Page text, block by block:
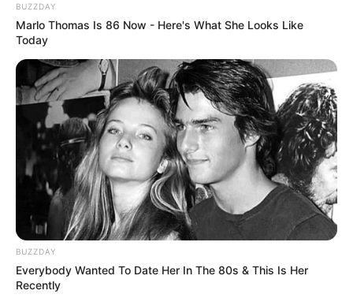
BUZZDAY
Marlo Thomas Is 86 Now - Here's What She Looks Like
Today
BUZZDAY
Everybody Wanted To Date Her In The 80s & This Is Her
Recently